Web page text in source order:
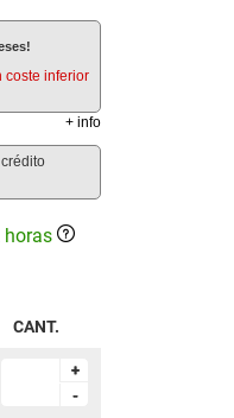
coste inferior
+ info
horas
CANT.
+
-
+
-